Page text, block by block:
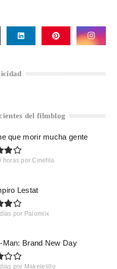
del filmblog
que morir mucha gente
horas por Cinefila
Lestat
por Palomiix
Man: Brand New Day
por Makelelillo